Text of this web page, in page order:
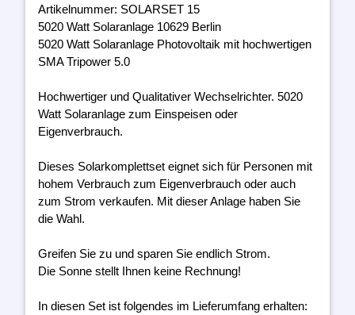
Artikelnummer: SOLARSET 15
5020 Watt Solaranlage 10629 Berlin
5020 Watt Solaranlage Photovoltaik mit hochwertigen
SMA Tripower 5.0
Hochwertiger und Qualitativer Wechselrichter. 5020
Watt Solaranlage zum Einspeisen oder
Eigenverbrauch.
Dieses Solarkomplettset eignet sich für Personen mit
hohem Verbrauch zum Eigenverbrauch oder auch
zum Strom verkaufen. Mit dieser Anlage haben Sie
die Wahl.
Greifen Sie zu und sparen Sie endlich Strom.
Die Sonne stellt Ihnen keine Rechnung!
In diesen Set ist folgendes im Lieferumfang erhalten: